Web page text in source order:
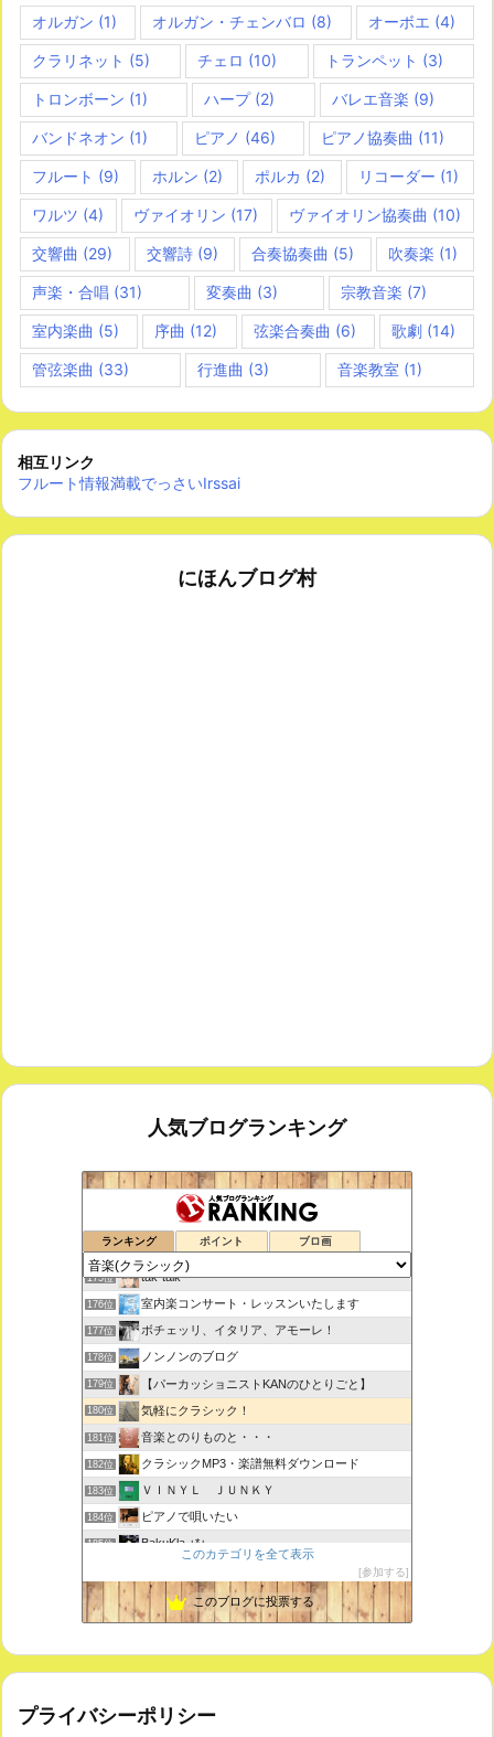
オルガン (1) オルガン・チェンバロ (8) オーボエ (4)
クラリネット (5) チェロ (10) トランペット (3)
トロンボーン (1) ハープ(2) バレエ音楽 (9)
バンドネオン (1) ピアノ (46) ピアノ協奏曲 (11)
フルート (9) ホルン (2) ポルカ (2) リコーダー (1)
ワルツ (4) ヴァイオリン (17) ヴァイオリン協奏曲 (10)
交響曲 (29) 交響詩(9) 合奏協奏曲 (5) 吹奏楽 (1)
声楽・合唱 (31) 変奏曲 (3) 宗教音楽 (7)
室内楽曲 (5) 序曲 (12) 弦楽合奏曲 (6) 歌劇(14)
管弦楽曲 (33) 行進曲 (3) 音楽教室 (1)
相互リンク
フルート情報満載でっさいIrssai
にほんブログ村
人気ブログランキング
ランキング ポイント ブロ画
鑑賞空間・忘れられない作品
174位 思えば遠くへ来たもんだ
175位 tak-talk
176位 室内楽コンサート・レッスンいたします
177位 ボチェッリ、イタリア、アモーレ！
178位 ノンノンのブログ
179位 【パーカッショニストKANのひとりごと】
180位 気軽にクラシック！
181位 音楽とのりものと・・・
182位 クラシックMP3・楽譜無料ダウンロード
183位 ＶＩＮＹＬ ＪＵＮＫＹ
184位 ピアノで唄いたい
185位 BakuKla +*+
187位 ときどき書きます♪
このカテゴリを全て表示
参加する
このブログに投票する
プライバシーポリシー